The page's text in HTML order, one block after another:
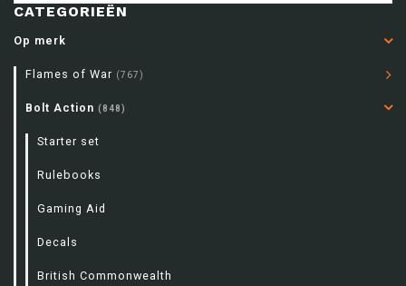
CATEGORIEËN
Op merk
Flames of War (767)
Bolt Action (848)
Starter set
Rulebooks
Gaming Aid
Decals
British Commonwealth